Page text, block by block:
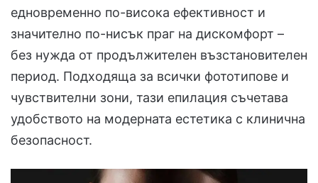
едновременно по-висока ефективност и
значително по-нисък праг на дискомфорт –
без нужда от продължителен възстановителен
период. Подходяща за всички фототипове и
чувствителни зони, тази епилация съчетава
удобството на модерната естетика с клинична
безопасност.